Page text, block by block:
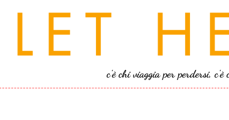
LET
c'è chi viaggia per perdersi,